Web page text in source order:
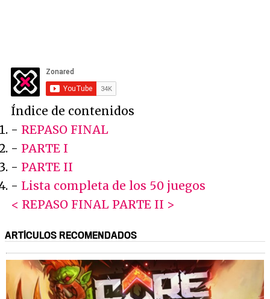
Índice de contenidos
- REPASO FINAL
- PARTE I
- PARTE II
- Lista completa de los 50 juegos
< REPASO FINAL PARTE II >
ARTÍCULOS RECOMENDADOS